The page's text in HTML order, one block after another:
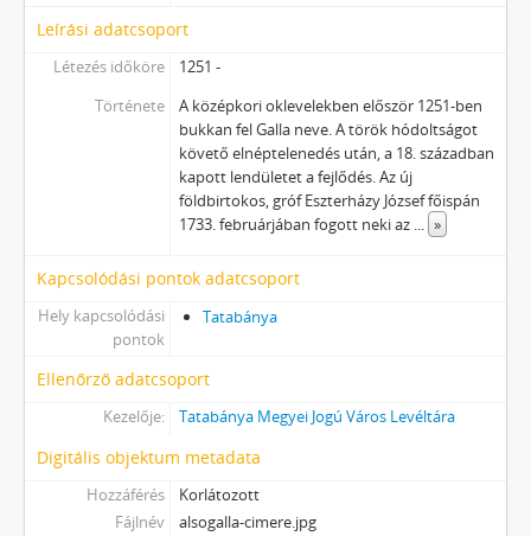
Leírási adatcsoport
Létezés időköre
1251 -
Története
A középkori oklevelekben először 1251-ben
bukkan fel Galla neve. A török hódoltságot
követő elnéptelenedés után, a 18. században
kapott lendületet a fejlődés. Az új
földbirtokos, gróf Eszterházy József főispán
1733. februárjában fogott neki az ... »
Kapcsolódási pontok adatcsoport
Hely kapcsolódási
pontok
Tatabánya
Ellenőrző adatcsoport
Kezelője: Tatabánya Megyei Jogú Város Levéltára
Digitális objektum metadata
Hozzáférés
Korlátozott
Fájlnév
alsogalla-cimere.jpg